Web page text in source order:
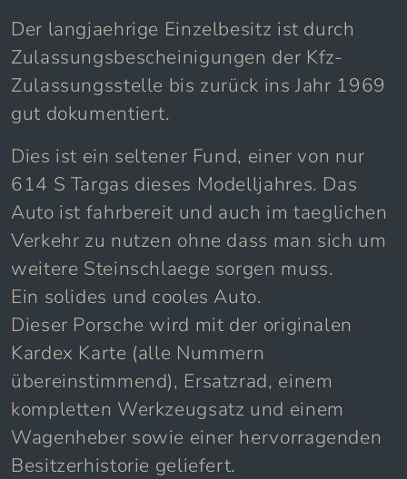
Der langjaehrige Einzelbesitz ist durch
Zulassungsbescheinigungen der Kfz-
Zulassungsstelle bis zurück ins Jahr 1969
gut dokumentiert.
Dies ist ein seltener Fund, einer von nur
614 S Targas dieses Modelljahres. Das
Auto ist fahrbereit und auch im taeglichen
Verkehr zu nutzen ohne dass man sich um
weitere Steinschlaege sorgen muss.
Ein solides und cooles Auto.
Dieser Porsche wird mit der originalen
Kardex Karte (alle Nummern
übereinstimmend), Ersatzrad, einem
kompletten Werkzeugsatz und einem
Wagenheber sowie einer hervorragenden
Besitzerhistorie geliefert.